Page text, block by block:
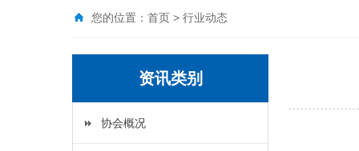
您的位置： 首页 > 行业动态
资讯类别
协会概况